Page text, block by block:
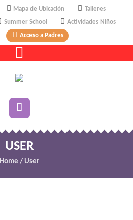
Mapa de Ubicación
Talleres
Summer School
Actividades Niños
Acceso a Padres
USER
Home / User